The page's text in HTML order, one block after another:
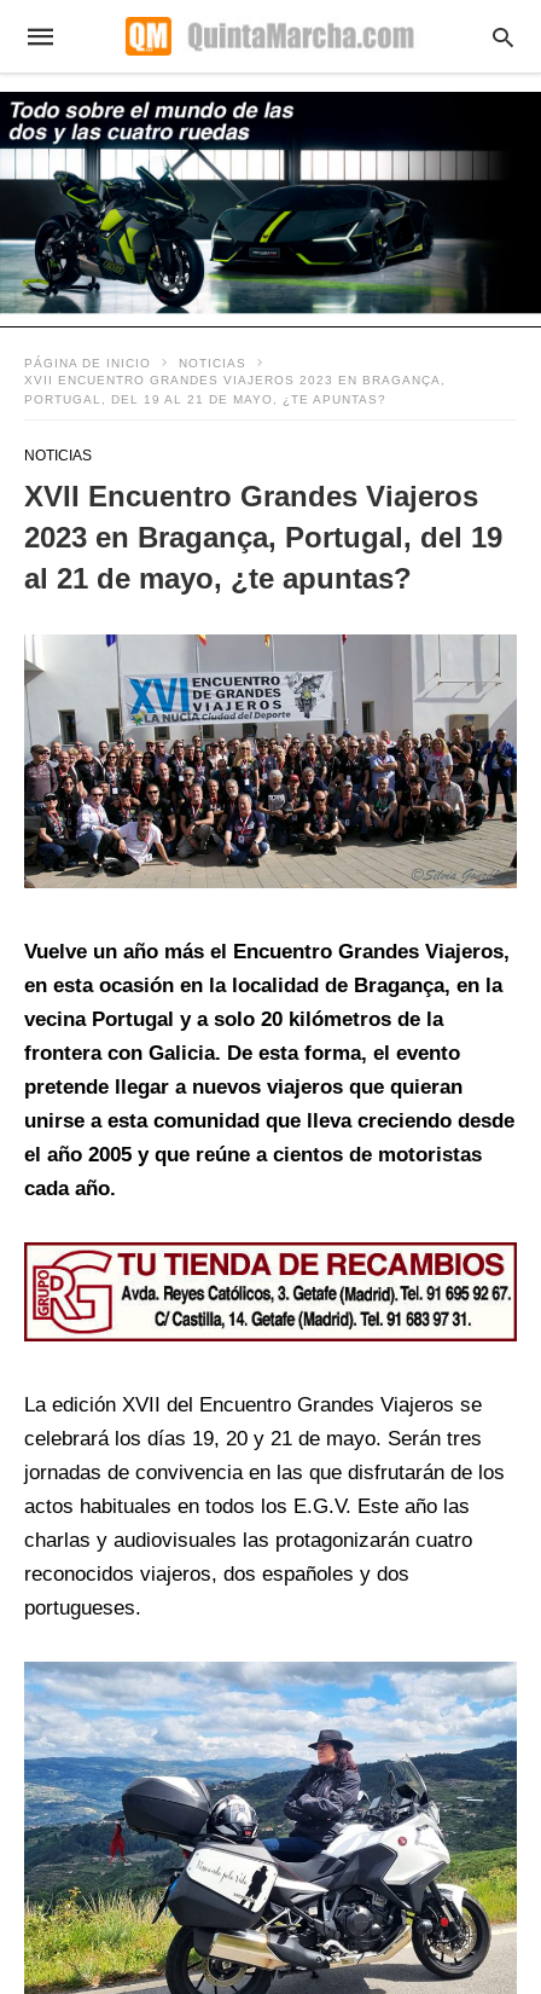
PÁGINA DE INICIO
NOTICIAS
XVII ENCUENTRO GRANDES VIAJEROS 2023 EN BRAGANÇA,
PORTUGAL, DEL 19 AL 21 DE MAYO, ¿TE APUNTAS?
NOTICIAS
XVII Encuentro Grandes Viajeros
2023 en Bragança, Portugal, del 19
al 21 de mayo, ¿te apuntas?
Vuelve un año más el Encuentro Grandes Viajeros,
en esta ocasión en la localidad de Bragança, en la
vecina Portugal y a solo 20 kilómetros de la
frontera con Galicia. De esta forma, el evento
pretende llegar a nuevos viajeros que quieran
unirse a esta comunidad que lleva creciendo desde
el año 2005 y que reúne a cientos de motoristas
cada año.
La edición XVII del Encuentro Grandes Viajeros se
celebrará los días 19, 20 y 21 de mayo. Serán tres
jornadas de convivencia en las que disfrutarán de los
actos habituales en todos los E.G.V. Este año las
charlas y audiovisuales las protagonizarán cuatro
reconocidos viajeros, dos españoles y dos
portugueses.